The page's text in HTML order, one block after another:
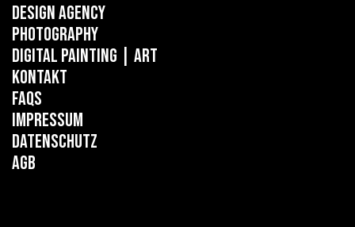
Design Agency
Photography
Digital Painting | ART
Kontakt
FAQs
Impressum
Datenschutz
AGB